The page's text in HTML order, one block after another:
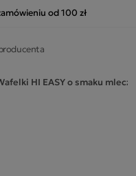
od 100 zł
HI EASY o smaku